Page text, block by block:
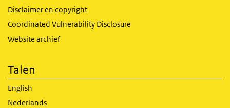
Disclaimer en copyright
Coordinated Vulnerability Disclosure
Website archief
Talen
English
Nederlands